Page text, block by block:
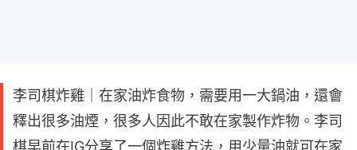
李司棋炸雞｜在家油炸食物，需要用一大鍋油，還會
釋出很多油煙，很多人因此不敢在家製作炸物。李司
棋早前在IG分享了一個炸雞方法，用少量油就可在家